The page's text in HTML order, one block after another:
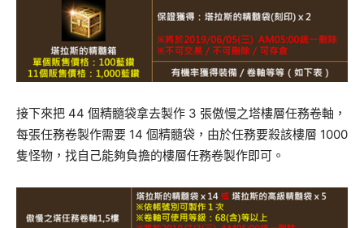
接下來把 44 個精髓袋拿去製作 3 張傲慢之塔樓層任務卷軸，
每張任務卷製作需要 14 個精髓袋，由於任務要殺該樓層 1000
隻怪物，找自己能夠負擔的樓層任務卷製作即可。